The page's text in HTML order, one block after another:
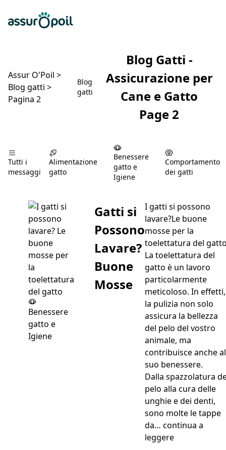
Assur O'Poil
Assur O'Poil >
Blog gatti >
Pagina 2
Blog
gatti
Blog Gatti -
Assicurazione per
Cane e Gatto
Page 2
Tutti i
messaggi
Alimentazione
gatto
Benessere
gatto e
Igiene
Comportamento
dei gatti
Benessere
gatto e
Igiene
Gatti si
Possono
Lavare?
Buone
Mosse
I gatti si possono
lavare?Le buone
mosse per la
toelettatura del
La toelettatura del
gatto è un lavoro
particolarmente
meticoloso. In effetti,
la pulizia non solo
assicura la bellezza
del pelo del vostro
animale, ma
contribuisce anche al
suo benessere.
Dalla spazzolatura
pelo alla cura delle
unghie e dei denti,
sono molte le tappe
da… continua a
leggere“Gatti si